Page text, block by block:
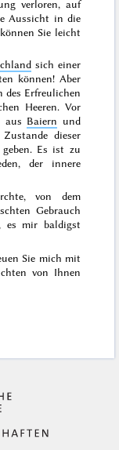
verloren, auf
Aussicht in die
Sie leicht
sich einer
können! Aber
des Erfreulichen
Heeren. Vor
aus Baiern und
dieser
Es ist zu
der innere
von dem
Gebrauch
es mir baldigst
Sie mich mit
von Ihnen